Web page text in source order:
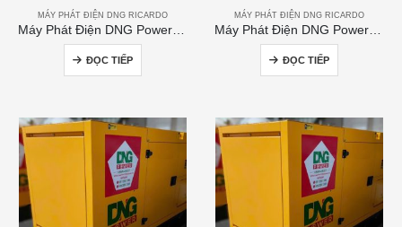
MÁY PHÁT ĐIỆN DNG RICARDO
ĐỌC TIẾP
MÁY PHÁT ĐIỆN DNG RICARDO
ĐỌC TIẾP